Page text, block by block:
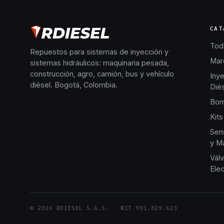
Repuestos para sistemas de inyección y
sistemas hidráulicos: maquinaria pesada,
construcción, agro, camión, bus y vehículo
diésel. Bogotá, Colombia.
y
© 2026 RDIESEL S.A.S. · NIT 901.829.623